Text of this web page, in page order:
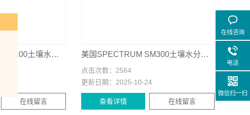
美国SPECTRUM TDR 100土壤水分测定仪
在线留言
美国SPECTRUM SM300土壤水分温度传感器
点击次数： 2564
更新日期： 2025-10-24
查看详情 在线留言
在线咨询
电话
微信扫一扫